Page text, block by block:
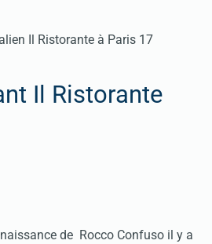
Il Ristorante
de Rocco Confuso il y a